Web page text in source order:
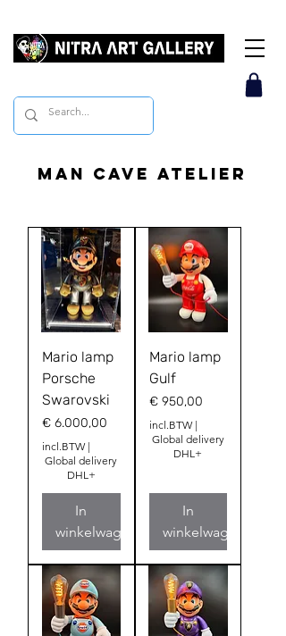
Man cave atelier
Mario lamp
Porsche
Swarovski
Prijs
€ 6.000,00
incl.BTW |
Global delivery
DHL+
In
winkelwagen
Mario lamp
Gulf
Prijs
€ 950,00
incl.BTW |
Global delivery
DHL+
In
winkelwagen